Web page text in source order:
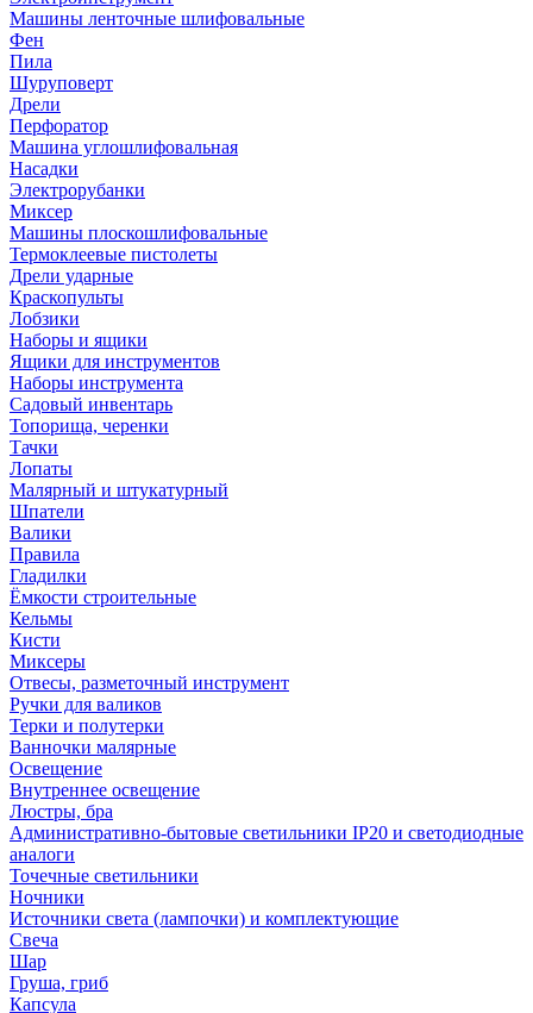
Машины ленточные шлифовальные
Фен
Пила
Шуруповерт
Дрели
Перфоратор
Машина углошлифовальная
Насадки
Электрорубанки
Миксер
Машины плоскошлифовальные
Термоклеевые пистолеты
Дрели ударные
Краскопульты
Лобзики
Наборы и ящики
Ящики для инструментов
Наборы инструмента
Садовый инвентарь
Топорища, черенки
Тачки
Лопаты
Малярный и штукатурный
Шпатели
Валики
Правила
Гладилки
Ёмкости строительные
Кельмы
Кисти
Миксеры
Отвесы, разметочный инструмент
Ручки для валиков
Терки и полутерки
Ванночки малярные
Освещение
Внутреннее освещение
Люстры, бра
Административно-бытовые светильники IP20 и светодиодные
аналоги
Точечные светильники
Ночники
Источники света (лампочки) и комплектующие
Свеча
Шар
Груша, гриб
Капсула